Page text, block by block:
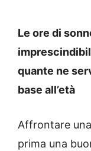
Le ore di
quante ne
base all’età
Affrontare
prima una